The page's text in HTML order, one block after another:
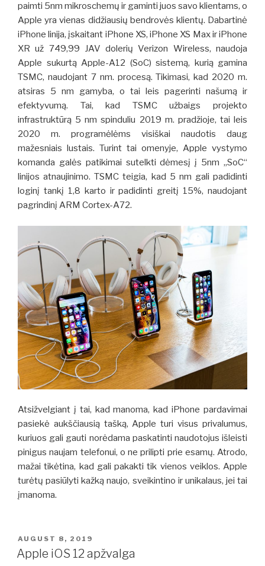
paimti 5nm mikroschemų ir gaminti juos savo klientams, o
Apple yra vienas didžiausių bendrovės klientų. Dabartinė
iPhone linija, įskaitant iPhone XS, iPhone XS Max ir iPhone
XR už 749,99 JAV dolerių Verizon Wireless, naudoja
Apple sukurtą Apple-A12 (SoC) sistemą, kurią gamina
TSMC, naudojant 7 nm. procesą. Tikimasi, kad 2020 m.
atsiras 5 nm gamyba, o tai leis pagerinti našumą ir
efektyvumą.
Tai, kad TSMC užbaigs projekto
infrastruktūrą 5 nm spinduliu 2019 m. pradžioje, tai leis
2020 m. programėlėms visiškai naudotis daug
mažesniais lustais. Turint tai omenyje, Apple vystymo
komanda galės patikimai sutelkti dėmesį į 5nm „SoC“
linijos atnaujinimo. TSMC teigia, kad 5 nm gali padidinti
loginį tankį 1,8 karto ir padidinti greitį 15%, naudojant
pagrindinį ARM Cortex-A72.
Atsižvelgiant į tai, kad manoma, kad iPhone pardavimai
pasiekė aukščiausią tašką, Apple turi visus privalumus,
kuriuos gali gauti norėdama paskatinti naudotojus išleisti
pinigus naujam telefonui, o ne prilipti prie esamų. Atrodo,
mažai tikėtina, kad gali pakakti tik vienos veiklos. Apple
turėtų pasiūlyti kažką naujo, sveikintino ir unikalaus, jei tai
įmanoma.
POSTED
ON
AUGUST 8, 2019
Apple iOS 12 apžvalga